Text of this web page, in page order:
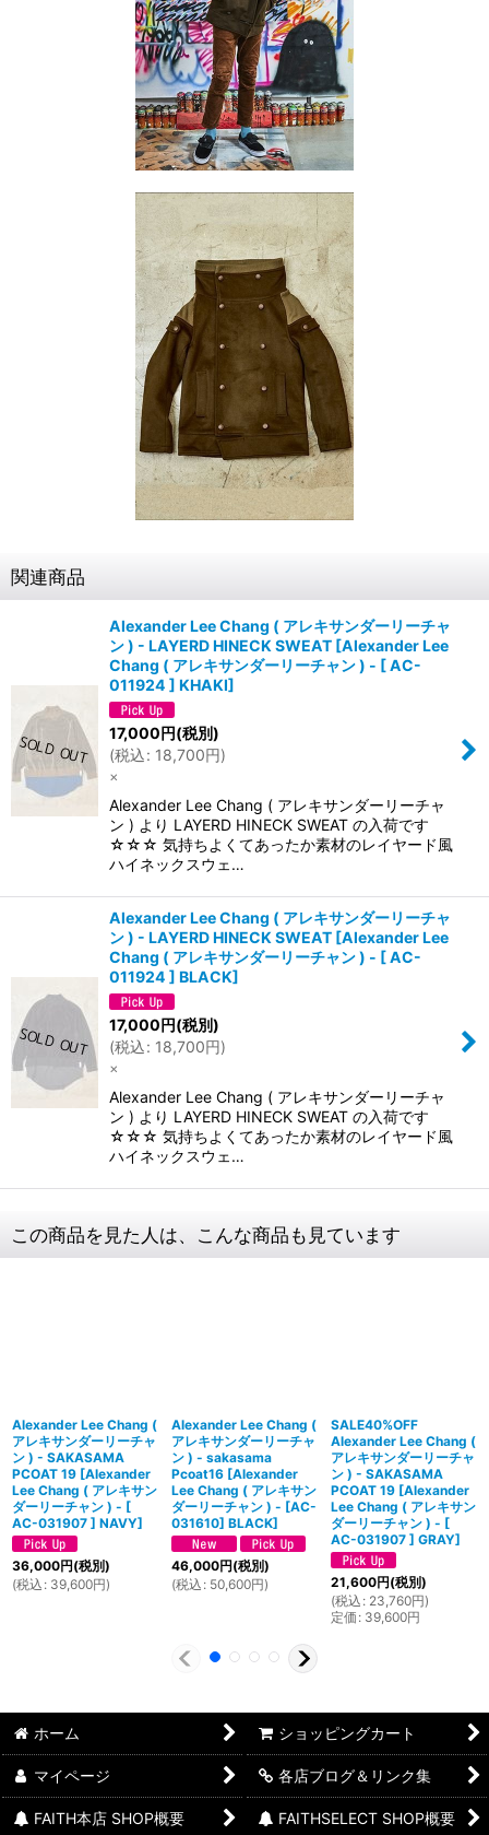
関連商品
Alexander Lee Chang ( アレキサンダーリーチャ
ン ) - LAYERD HINECK SWEAT [Alexander Lee
Chang ( アレキサンダーリーチャン ) - [ AC-
011924 ] KHAKI]
17,000円(税別)
(税込: 18,700円)
×
Alexander Lee Chang ( アレキサンダーリーチャ
ン ) より LAYERD HINECK SWEAT の入荷です
☆☆☆ 気持ちよくてあったか素材のレイヤード風
ハイネックスウェ…
Alexander Lee Chang ( アレキサンダーリーチャ
ン ) - LAYERD HINECK SWEAT [Alexander Lee
Chang ( アレキサンダーリーチャン ) - [ AC-
011924 ] BLACK]
17,000円(税別)
(税込: 18,700円)
×
Alexander Lee Chang ( アレキサンダーリーチャ
ン ) より LAYERD HINECK SWEAT の入荷です
☆☆☆ 気持ちよくてあったか素材のレイヤード風
ハイネックスウェ…
この商品を見た人は、こんな商品も見ています
Alexander Lee Chang (
アレキサンダーリーチャ
ン ) - SAKASAMA
PCOAT 19 [Alexander
Lee Chang ( アレキサン
ダーリーチャン ) - [
AC-031907 ] NAVY]
36,000円(税別)
(税込 : 39,600円)
Alexander Lee Chang (
アレキサンダーリーチャ
ン ) - sakasama
Pcoat16 [Alexander
Lee Chang ( アレキサン
ダーリーチャン ) - [AC-
031610] BLACK]
46,000円(税別)
(税込 : 50,600円)
SALE40%OFF
Alexander Lee Chang (
アレキサンダーリーチャ
ン ) - SAKASAMA
PCOAT 19 [Alexander
Lee Chang ( アレキサン
ダーリーチャン ) - [
AC-031907 ] GRAY]
21,600円(税別)
(税込 : 23,760円)
定価 : 39,600円
ホーム ショッピングカート
マイページ 各店ブログ＆リンク集
FAITH本店 SHOP概要 FAITHSELECT SHOP概要